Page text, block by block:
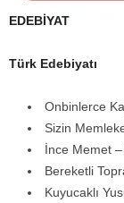
EDEBİYAT
Türk Edebiyatı
Onbinlerce
Sizin
İnce Memet
Bereketli
Kuyucaklı